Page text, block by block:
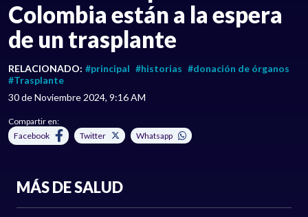
Colombia están a la espera
de un trasplante
RELACIONADO: #principal #historias #donación de órganos
#Trasplante
30 de Noviembre 2024, 9:16 AM
Compartir en:
Facebook
Twitter Whatsapp
MÁS DE SALUD